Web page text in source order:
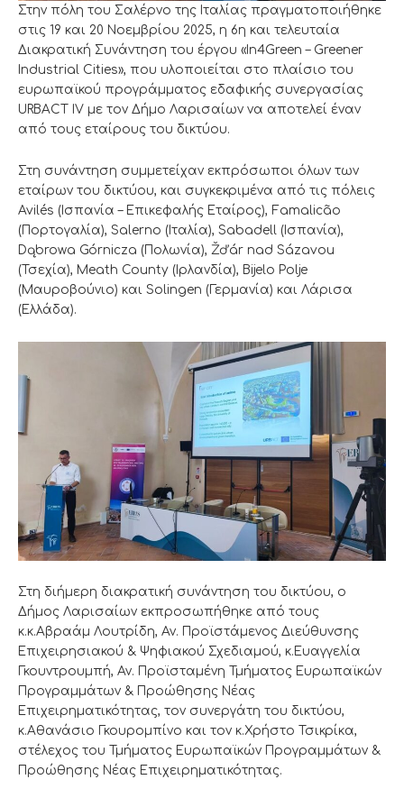
Στην πόλη του Σαλέρνο της Ιταλίας πραγματοποιήθηκε
στις 19 και 20 Νοεμβρίου 2025, η 6η και τελευταία
Διακρατική Συνάντηση του έργου «In4Green – Greener
Industrial Cities», που υλοποιείται στο πλαίσιο του
ευρωπαϊκού προγράμματος εδαφικής συνεργασίας
URBACT IV με τον Δήμο Λαρισαίων να αποτελεί έναν
από τους εταίρους του δικτύου.
Στη συνάντηση συμμετείχαν εκπρόσωποι όλων των
εταίρων του δικτύου, και συγκεκριμένα από τις πόλεις
Avilés (Ισπανία – Επικεφαλής Εταίρος), Famalicão
(Πορτογαλία), Salerno (Ιταλία), Sabadell (Ισπανία),
Dąbrowa Górnicza (Πολωνία), Žďár nad Sázavou
(Τσεχία), Meath County (Ιρλανδία), Bijelo Polje
(Μαυροβούνιο) και Solingen (Γερμανία) και Λάρισα
(Ελλάδα).
Στη διήμερη διακρατική συνάντηση του δικτύου, ο
Δήμος Λαρισαίων εκπροσωπήθηκε από τους
κ.κ.Αβραάμ Λουτρίδη, Αν. Προϊστάμενος Διεύθυνσης
Επιχειρησιακού & Ψηφιακού Σχεδιαμού, κ.Ευαγγελία
Γκουντρουμπή, Αν. Προϊσταμένη Τμήματος Ευρωπαϊκών
Προγραμμάτων & Προώθησης Νέας
Επιχειρηματικότητας, τον συνεργάτη του δικτύου,
κ.Αθανάσιο Γκουρομπίνο και τον κ.Χρήστο Τσικρίκα,
στέλεχος του Τμήματος Ευρωπαϊκών Προγραμμάτων &
Προώθησης Νέας Επιχειρηματικότητας.